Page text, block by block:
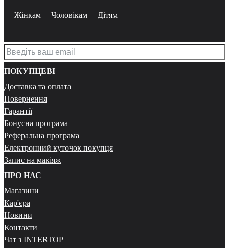
Жінкам Чоловікам Дітям
ПОКУПЦЕВІ
Доставка та оплата
Повернення
Гарантії
Бонусна програма
Реферальна програма
Електронний куточок покупця
Запис на макіяж
ПРО НАС
Магазини
Кар'єра
Новини
Контакти
Чат з INTERTOP